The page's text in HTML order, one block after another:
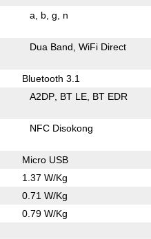
a b g n
Dua Band WiFi Direct
Bluetooth 3.1
A2DP BT LE BT EDR
NFC Disokong
Micro USB
1.37 W/Kg
0.71 W/Kg
0.79 W/Kg